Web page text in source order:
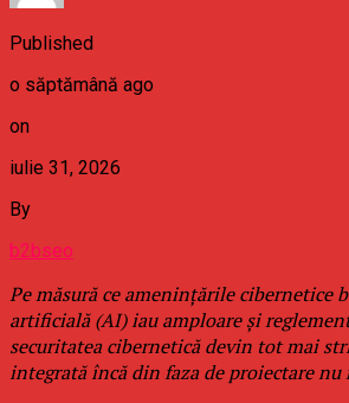
Published
o săptămână ago
on
iulie 31, 2026
By
b2bseo
Pe măsură ce amenințările cibernetice
artificială (AI) iau amploare și
securitatea cibernetică devin tot mai
integrată încă din faza de proiectare nu